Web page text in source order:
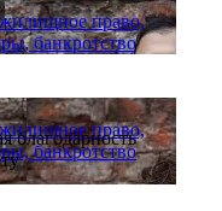
жилищное право,
банкротство
жилищное право,
банкротство
благодарность